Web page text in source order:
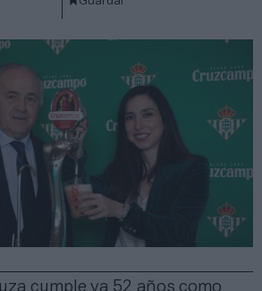
cumple ya 52 años como